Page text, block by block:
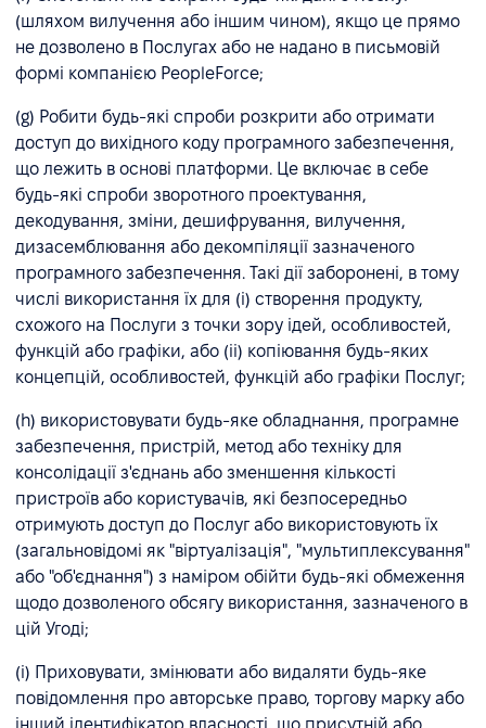
(шляхом вилучення або іншим чином), якщо це прямо
не дозволено в Послугах або не надано в письмовій
формі компанією PeopleForce;
(g) Робити будь-які спроби розкрити або отримати
доступ до вихідного коду програмного забезпечення,
що лежить в основі платформи. Це включає в себе
будь-які спроби зворотного проектування,
декодування, зміни, дешифрування, вилучення,
дизасемблювання або декомпіляції зазначеного
програмного забезпечення. Такі дії заборонені, в тому
числі використання їх для (i) створення продукту,
схожого на Послуги з точки зору ідей, особливостей,
функцій або графіки, або (ii) копіювання будь-яких
концепцій, особливостей, функцій або графіки Послуг;
(h) використовувати будь-яке обладнання, програмне
забезпечення, пристрій, метод або техніку для
консолідації з'єднань або зменшення кількості
пристроїв або користувачів, які безпосередньо
отримують доступ до Послуг або використовують їх
(загальновідомі як "віртуалізація", "мультиплексування"
або "об'єднання") з наміром обійти будь-які обмеження
щодо дозволеного обсягу використання, зазначеного в
цій Угоді;
(i) Приховувати, змінювати або видаляти будь-яке
повідомлення про авторське право, торгову марку або
інший ідентифікатор власності, що присутній або